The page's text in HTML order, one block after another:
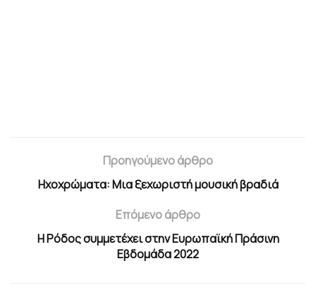
Προηγούμενο άρθρο
Ηχοχρώματα: Μια ξεχωριστή μουσική βραδιά
Επόμενο άρθρο
Η Ρόδος συμμετέχει στην Ευρωπαϊκή Πράσινη
Εβδομάδα 2022